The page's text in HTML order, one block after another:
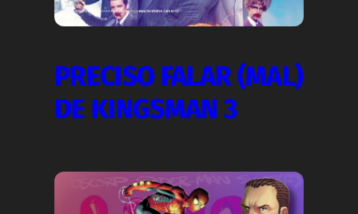
PRECISO FALAR (MAL)
DE KINGSMAN 3